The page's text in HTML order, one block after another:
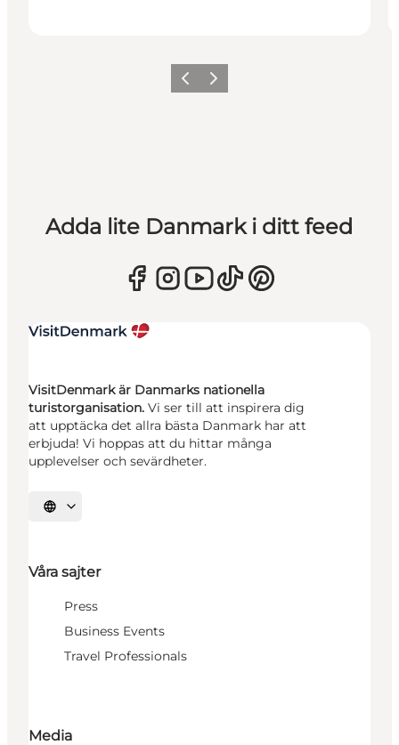
Föregående
Nästa
Adda lite Danmark i ditt feed
VisitDenmark är Danmarks nationella
turistorganisation. Vi ser till att inspirera dig
att upptäcka det allra bästa Danmark har att
erbjuda! Vi hoppas att du hittar många
upplevelser och sevärdheter.
Välj språk
Våra sajter
Press
Business Events
Travel Professionals
Media